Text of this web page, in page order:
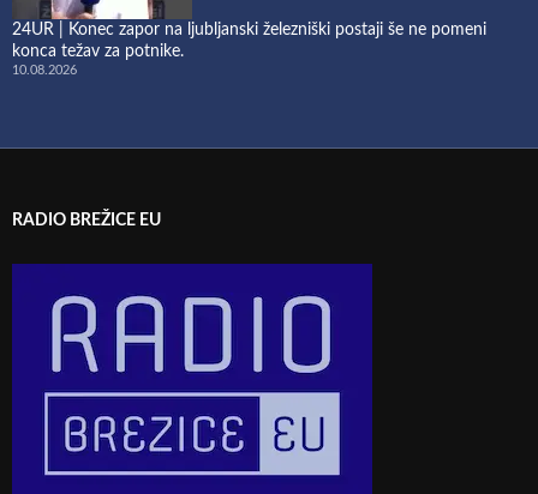
24UR | Konec zapor na ljubljanski železniški postaji še ne pomeni
konca težav za potnike.
10.08.2026
RADIO BREŽICE EU